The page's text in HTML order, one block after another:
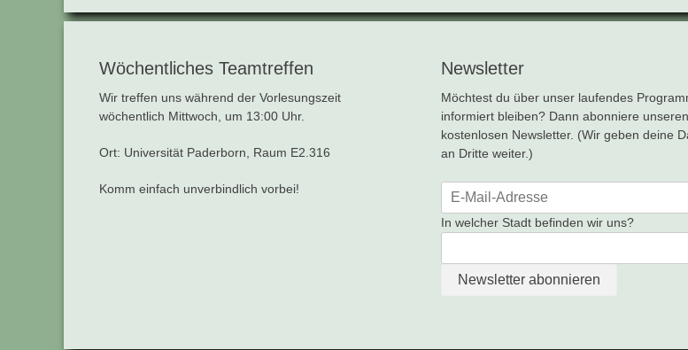
Wöchentliches Teamtreffen
Wir treffen uns während der Vorlesungszeit
wöchentlich Mittwoch, um 13:00 Uhr.
Ort: Universität Paderborn, Raum E2.316
Komm einfach unverbindlich vorbei!
Newsletter
Möchtest du über unser laufendes
informiert bleiben? Dann abonniere unseren
kostenlosen Newsletter. (Wir geben deine
an Dritte weiter.)
In welcher Stadt befinden wir uns?